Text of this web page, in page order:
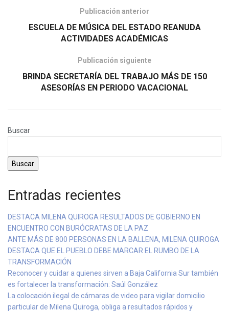
Publicación anterior
ESCUELA DE MÚSICA DEL ESTADO REANUDA
ACTIVIDADES ACADÉMICAS
Publicación siguiente
BRINDA SECRETARÍA DEL TRABAJO MÁS DE 150
ASESORÍAS EN PERIODO VACACIONAL
Buscar
Buscar
Entradas recientes
DESTACA MILENA QUIROGA RESULTADOS DE GOBIERNO EN
ENCUENTRO CON BURÓCRATAS DE LA PAZ
ANTE MÁS DE 800 PERSONAS EN LA BALLENA, MILENA QUIROGA
DESTACA QUE EL PUEBLO DEBE MARCAR EL RUMBO DE LA
TRANSFORMACIÓN
Reconocer y cuidar a quienes sirven a Baja California Sur también
es fortalecer la transformación: Saúl González
La colocación ilegal de cámaras de video para vigilar domicilio
particular de Milena Quiroga, obliga a resultados rápidos y